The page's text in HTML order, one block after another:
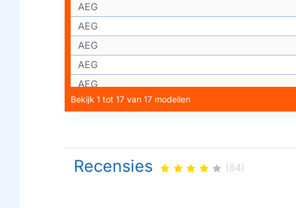
AEG
AEG
AEG
AEG
AEG
AEG
Bekijk 1 tot 17 van 17 modellen
Recensies (84)